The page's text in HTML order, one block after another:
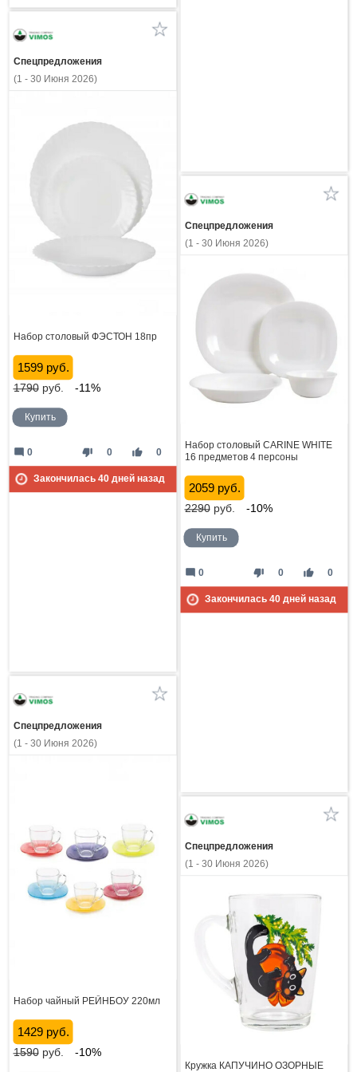
Спецпредложения
(1 - 30 Июня 2026)
Набор столовый ФЭСТОН 18пр
1599 руб.
1790руб. -11%
Купить
thumb_down 0 thumb_up 0
mode_comment 0
Закончилась 40дней назад
Спецпредложения
(1 - 30 Июня 2026)
Набор столовый CARINE WHITE
16 предметов 4 персоны
2059 руб.
2290руб. -10%
Купить
thumb_down 0 thumb_up 0
mode_comment 0
Закончилась 40дней назад
Спецпредложения
(1 - 30 Июня 2026)
Набор чайный РЕЙНБОУ 220мл
1429 руб.
1590руб. -10%
Спецпредложения
(1 - 30 Июня 2026)
Кружка КАПУЧИНО ОЗОРНЫЕ